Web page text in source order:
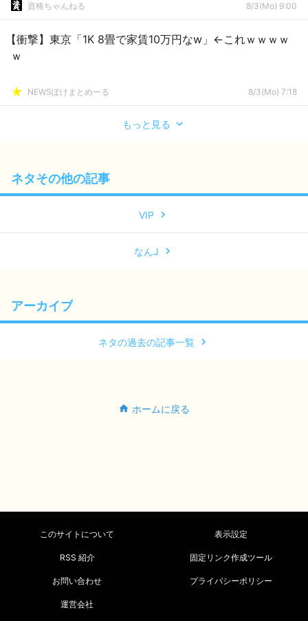
資格ちゃんねる 8/3(Mo) 9:00
【衝撃】東京「1K 8畳で家賃10万円なw」←これｗｗｗｗ
ｗ
NEWSぽけまとめーる 8/3(Mo) 7:18
もっと見る
ネタその他の記事
VIP
なんJ
アーカイブ
ネタの過去の記事一覧
ホームに戻る
このサイトについて 表示設定
RSS 紹介 固定リンク作成ツール
お問い合わせ プライバシーポリシー
運営会社